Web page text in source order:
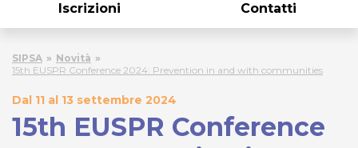
Iscrizioni Contatti
SIPSA
Novità
15th EUSPR Conference 2024: Prevention in and with communities
Dal 11 al 13 settembre 2024
15th EUSPR Conference